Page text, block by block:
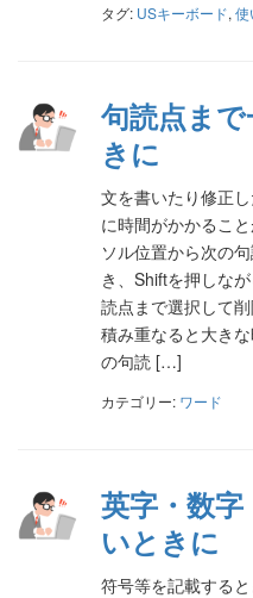
タグ: USキーボード, 使
句読点ま
きに
文を書いたり修正
に時間がかかるこ
ソル位置から次の
き、Shiftを押しな
読点まで選択して
積み重なると大き
の句読 […]
カテゴリー: ワード
英字・数
いときに
符号等を記載する